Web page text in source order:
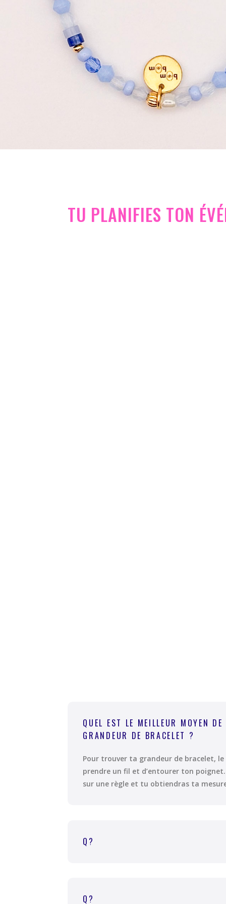
TU PLANIFIES TON
QUEL EST LE MEILLEUR MOYEN
GRANDEUR DE BRACELET ?
Pour trouver ta grandeur de bracelet,
prendre un fil et d’entourer ton
sur une règle et tu obtiendras ta
Q?
Q?